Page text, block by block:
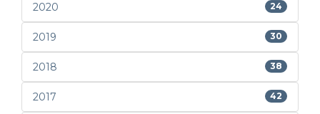
2020 24
2019 30
2018 38
2017 42